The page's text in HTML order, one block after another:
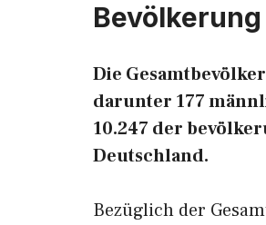
Die
darunter 177
10.247 der
Deutschland.
Bezüglich der